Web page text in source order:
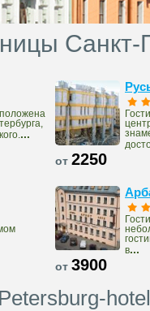
Санкт-
...
от 2250
в...
от 3900